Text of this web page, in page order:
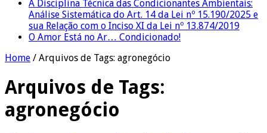
A Disciplina Técnica das Condicionantes Ambientais:
Análise Sistemática do Art. 14 da Lei nº 15.190/2025 e
sua Relação com o Inciso XI da Lei nº 13.874/2019
O Amor Está no Ar… Condicionado!
Home / Arquivos de Tags: agronegócio
Arquivos de Tags:
agronegócio